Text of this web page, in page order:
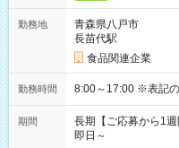
勤務地
青森県八戸市
長苗代駅
食品関連企業
勤務時間 8:00～
期間
長期【ご応募から1
即日～